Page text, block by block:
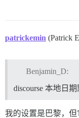
patrickemin (Patrick
Benjamin_D:
discourse 本地日
我的设置是巴黎，但